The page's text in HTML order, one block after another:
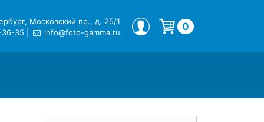
Московский пр., д. 25/1
36-35
info@foto-gamma.ru
МОЙ ПРОФИЛЬ 0